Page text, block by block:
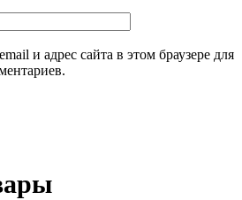
и адрес сайта в этом браузере для